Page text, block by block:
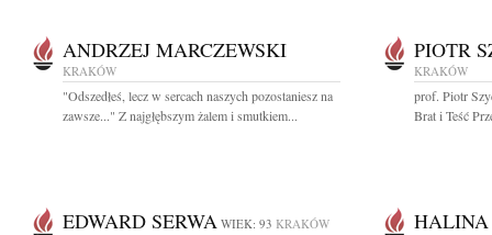
ANDRZEJ MARCZEWSKI
KRAKÓW
"Odszedłeś, lecz w sercach naszych pozostaniesz na
zawsze..." Z najgłębszym żalem i smutkiem...
PIOTR
KRAKÓW
prof. Piotr
Brat i Teść
EDWARD SERWA WIEK: 93 KRAKÓW